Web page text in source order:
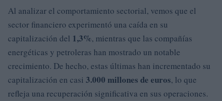
Al analizar el comportamiento sectorial, vemos que el
sector financiero experimentó una caída en su
capitalización del 1,3%, mientras que las compañías
energéticas y petroleras han mostrado un notable
crecimiento. De hecho, estas últimas han incrementado su
capitalización en casi 3.000 millones de euros, lo que
refleja una recuperación significativa en sus operaciones.